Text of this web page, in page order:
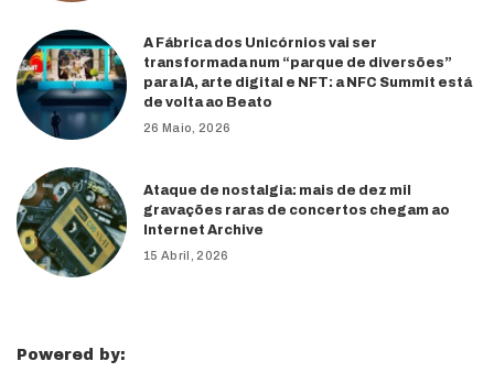
A Fábrica dos Unicórnios vai ser
transformada num “parque de diversões”
para IA, arte digital e NFT: a NFC Summit está
de volta ao Beato
26 Maio, 2026
Ataque de nostalgia: mais de dez mil
gravações raras de concertos chegam ao
Internet Archive
15 Abril, 2026
Powered by: